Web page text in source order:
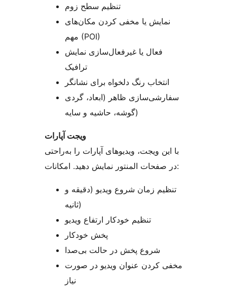
تنظیم سطح زوم
نمایش یا مخفی کردن مکان‌های
مهم (POI)
فعال یا غیرفعال‌سازی نمایش
ترافیک
انتخاب رنگ دلخواه برای نشانگر
سفارشی‌سازی ظاهر (ابعاد، گردی
گوشه، حاشیه و سایه)
ویجت آپارات
با این ویجت، ویدیوهای آپارات را به‌راحتی
در صفحات المنتور نمایش دهید. امکانات:
تنظیم زمان شروع ویدیو (دقیقه و
ثانیه)
تنظیم خودکار ارتفاع ویدیو
پخش خودکار
شروع پخش در حالت بی‌صدا
مخفی کردن عنوان ویدیو در صورت
نیاز